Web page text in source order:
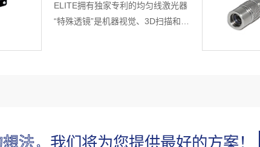
ELITE拥有独家专利的均匀线激光器
“特殊透镜”是机器视觉、3D扫描和测
法， 我们将为您提供最好的方案！